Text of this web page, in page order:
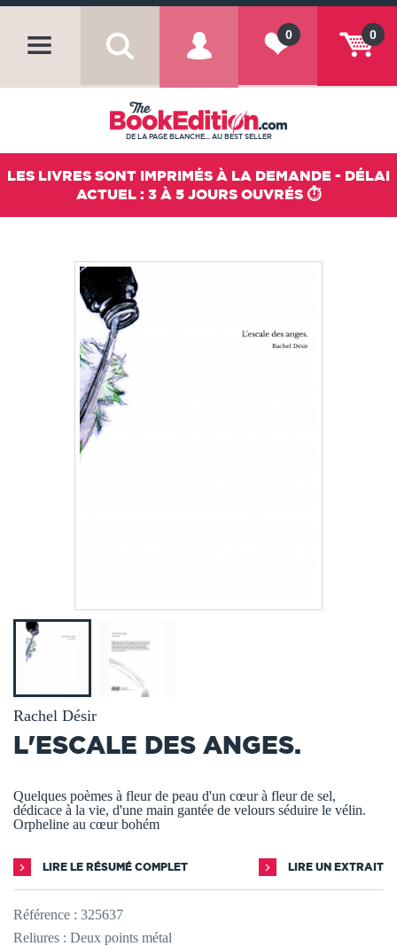
0
0
DE LA PAGE BLANCHE... AU BEST SELLER
LES LIVRES SONT IMPRIMÉS À LA DEMANDE - DÉLAI
ACTUEL : 3 À 5 JOURS OUVRÉS ⏱️
Rachel Désir
L'ESCALE DES ANGES.
Quelques poèmes à fleur de peau d'un cœur à fleur de sel,
dédicace à la vie, d'une main gantée de velours séduire le vélin.
Orpheline au cœur bohém
LIRE LE RÉSUMÉ COMPLET LIRE UN EXTRAIT
Référence : 325637
Reliures : Deux points métal